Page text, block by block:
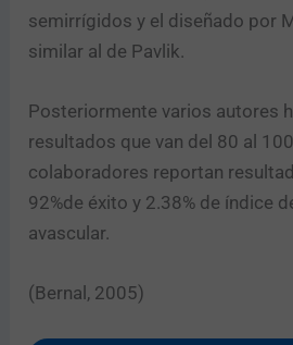
semirrígidos y el diseñado por
similar al de Pavlik.
Posteriormente varios autores
resultados que van del 80 al
colaboradores reportan
92%de éxito y 2.38% de índice
avascular.
(Bernal, 2005)